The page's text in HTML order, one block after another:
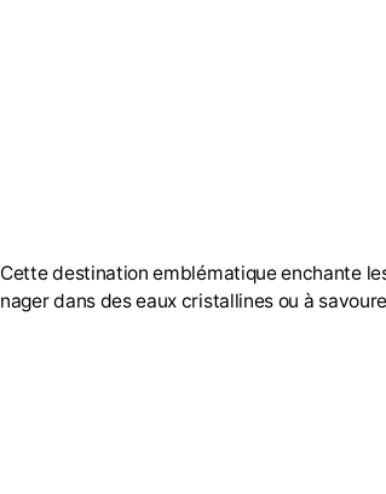
Cette destination emblématique enchante
nager dans des eaux cristallines ou à